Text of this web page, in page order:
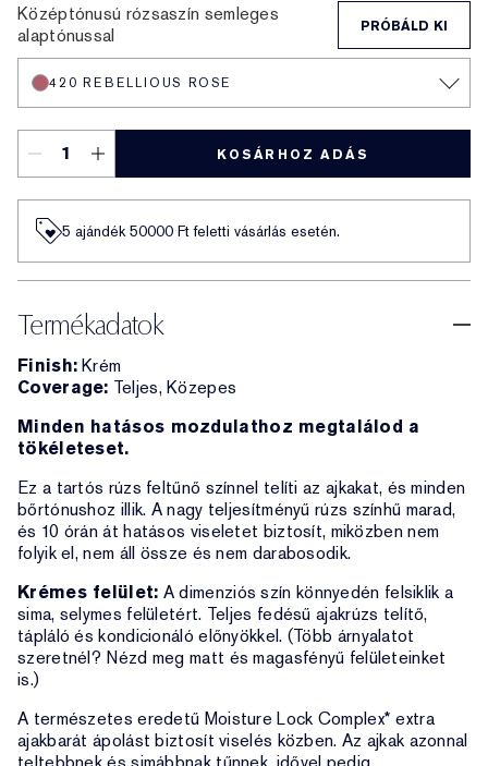
Középtónusú rózsaszín semleges
alaptónussal
PRÓBÁLD KI
420 REBELLIOUS ROSE
KOSÁRHOZ ADÁS
5 ajándék 50000​ Ft feletti vásárlás esetén.
Termékadatok
Finish:Krém
Coverage: Teljes, Közepes
Minden hatásos mozdulathoz megtalálod a
tökéleteset.
Ez a tartós rúzs feltűnő színnel telíti az ajkakat, és minden
bőrtónushoz illik. A nagy teljesítményű rúzs színhű marad,
és 10 órán át hatásos viseletet biztosít, miközben nem
folyik el, nem áll össze és nem darabosodik.
Krémes felület: A dimenziós szín könnyedén felsiklik a
sima, selymes felületért. Teljes fedésű ajakrúzs telítő,
tápláló és kondicionáló előnyökkel. (Több árnyalatot
szeretnél? Nézd meg matt és magasfényű felületeinket
is.)
A természetes eredetű Moisture Lock Complex* extra
ajakbarát ápolást biztosít viselés közben. Az ajkak azonnal